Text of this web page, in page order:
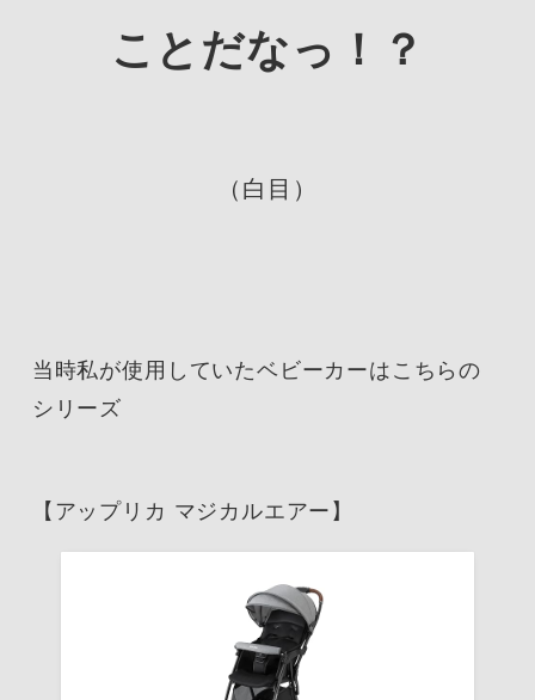
ことだなっ！？
（白目）
当時私が使用していたベビーカーはこちらの
シリーズ
【アップリカ マジカルエアー】